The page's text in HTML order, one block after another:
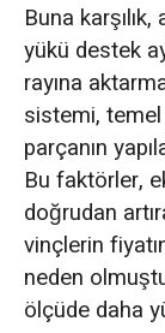
Buna
yükü destek
rayına
sistemi, temel
parçanın
Bu faktörler,
doğrudan
vinçlerin
neden
ölçüde daha